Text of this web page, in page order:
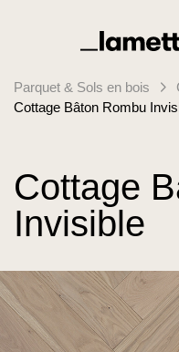
Retour à la page
Parquet & Sols en bois
Cottage Bâton Rombu
Cottage
Invisible